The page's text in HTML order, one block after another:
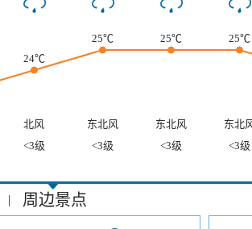
24℃
25℃ 25℃ 25℃
北风 东北风 东北风
东北
<3级 <3级 <3级 <3级
| 周边景点